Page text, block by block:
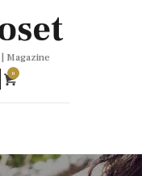
Magazine
0